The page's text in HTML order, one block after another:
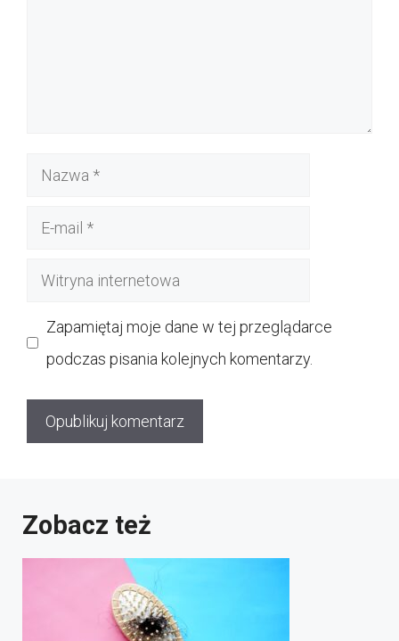
Nazwa
Witryna
Zapamiętaj moje dane w tej przeglądarce
podczas pisania kolejnych komentarzy.
Zobacz też